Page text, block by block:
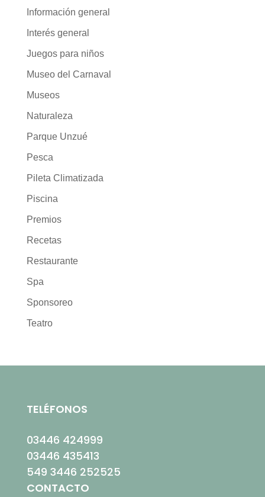
Información general
Interés general
Juegos para niños
Museo del Carnaval
Museos
Naturaleza
Parque Unzué
Pesca
Pileta Climatizada
Piscina
Premios
Recetas
Restaurante
Spa
Sponsoreo
Teatro
TELÉFONOS
03446 424999
03446 435413
549 3446 252525
CONTACTO